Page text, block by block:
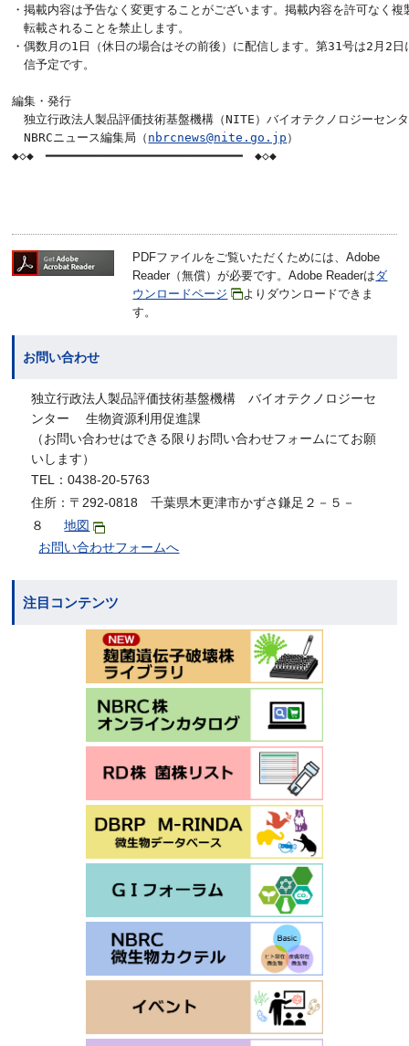
・掲載内容は予告なく変更することがございます。掲載内容を許可なく複
転載されることを禁止します。
・偶数月の1日（休日の場合はその前後）に配信します。第31号は2月2日
信予定です。
編集・発行
独立行政法人製品評価技術基盤機構（NITE）バイオテクノロジーセン
NBRCニュース編集局（ nbrcnews@nite.go.jp ）
◆◇◆　━━━━━━━━━━━━━━━━━━━━━━━━━━━　◆◇◆
PDFファイルをご覧いただくためには、Adobe
Reader（無償）が必要です。Adobe Readerはダ
ウンロードページ
よりダウンロードできま
す。
お問い合わせ
独立行政法人製品評価技術基盤機構 バイオテクノロジーセ
ンター 生物資源利用促進課
（お問い合わせはできる限りお問い合わせフォームにてお願
いします）
TEL：0438-20-5763
住所：〒292-0818 千葉県木更津市かずさ鎌足２－５－
８
地図
お問い合わせフォームへ
注目コンテンツ